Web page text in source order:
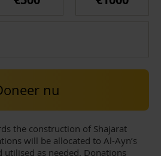
nu
the construction of Shajarat
will be allocated to Al-Ayn’s
utilised as needed. Donations